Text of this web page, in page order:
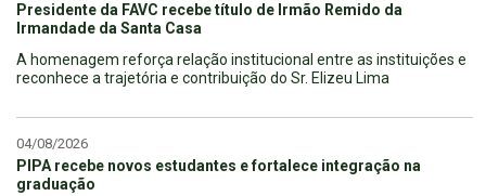
Presidente da FAVC recebe título de Irmão Remido da
Irmandade da Santa Casa
A homenagem reforça relação institucional entre as instituições e
reconhece a trajetória e contribuição do Sr. Elizeu Lima
04/08/2026
PIPA recebe novos estudantes e fortalece integração na
graduação